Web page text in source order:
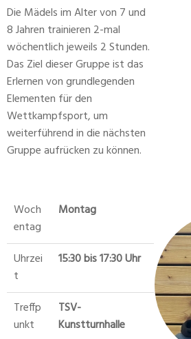
Die Mädels im Alter von 7 und
8 Jahren trainieren 2-mal
wöchentlich jeweils 2 Stunden.
Das Ziel dieser Gruppe ist das
Erlernen von grundlegenden
Elementen für den
Wettkampfsport, um
weiterführend in die nächsten
Gruppe aufrücken zu können.
Woch
entag
Montag
Uhrzei
t
15:30 bis 17:30 Uhr
Treffp
unkt
TSV-
Kunstturnhalle